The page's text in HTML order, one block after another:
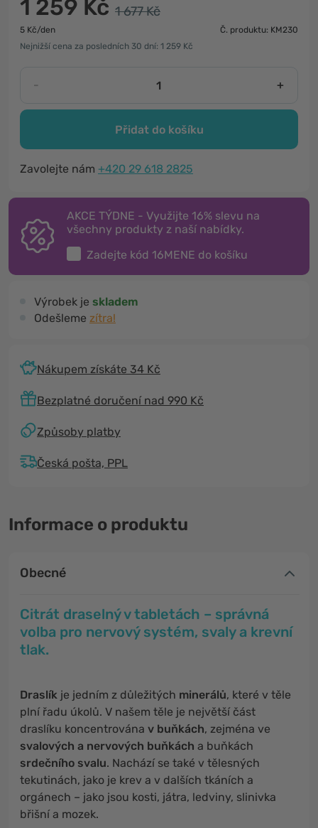
1 259 Kč 1 677 Kč
5 Kč/den
Č. produktu: KM230
Nejnižší cena za posledních 30 dní: 1 259 Kč
- +
Přidat do košíku
Zavolejte nám +420 29 618 2825
AKCE TÝDNE - Využijte 16% slevu na
všechny produkty z naší nabídky.
Zadejte kód 16MENE do košíku
Výrobek je skladem
Odešleme zítra!
Nákupem získáte 34 Kč
Bezplatné doručení nad 990 Kč
Způsoby platby
Česká pošta, PPL
Informace o produktu
Obecné
Citrát draselný v tabletách – správná
volba pro nervový systém, svaly a krevní
tlak.
Draslík je jedním z důležitých minerálů, které v těle
plní řadu úkolů. V našem těle je největší část
draslíku koncentrována v buňkách, zejména ve
svalových a nervových buňkách a buňkách
srdečního svalu. Nachází se také v tělesných
tekutinách, jako je krev a v dalších tkáních a
orgánech – jako jsou kosti, játra, ledviny, slinivka
břišní a mozek.